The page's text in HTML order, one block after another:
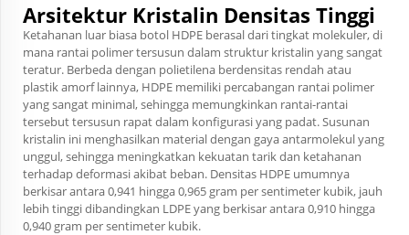
Arsitektur Kristalin Densitas Tinggi
Ketahanan luar biasa botol HDPE berasal dari tingkat molekuler, di
mana rantai polimer tersusun dalam struktur kristalin yang sangat
teratur. Berbeda dengan polietilena berdensitas rendah atau
plastik amorf lainnya, HDPE memiliki percabangan rantai polimer
yang sangat minimal, sehingga memungkinkan rantai-rantai
tersebut tersusun rapat dalam konfigurasi yang padat. Susunan
kristalin ini menghasilkan material dengan gaya antarmolekul yang
unggul, sehingga meningkatkan kekuatan tarik dan ketahanan
terhadap deformasi akibat beban. Densitas HDPE umumnya
berkisar antara 0,941 hingga 0,965 gram per sentimeter kubik, jauh
lebih tinggi dibandingkan LDPE yang berkisar antara 0,910 hingga
0,940 gram per sentimeter kubik.